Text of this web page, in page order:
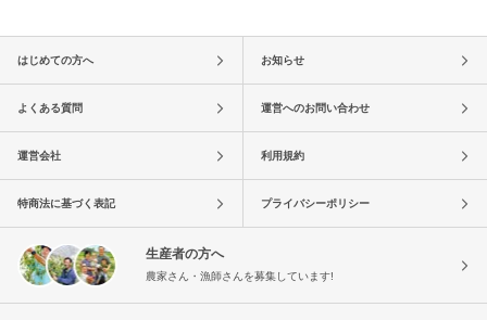
はじめての方へ お知らせ
よくある質問 運営へのお問い合わせ
運営会社 利用規約
特商法に基づく表記 プライバシーポリシー
生産者の方へ
農家さん・漁師さんを募集しています!